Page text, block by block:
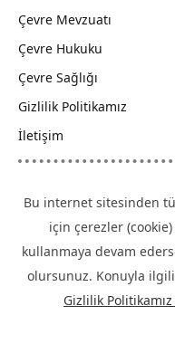
Çevre Mevzuatı
Çevre Hukuku
Çevre Sağlığı
Gizlilik Politikamız
İletişim
Bu internet sitesinden
için çerezler
kullanmaya devam
olursunuz. Konuyla
Gizlilik Politikamız